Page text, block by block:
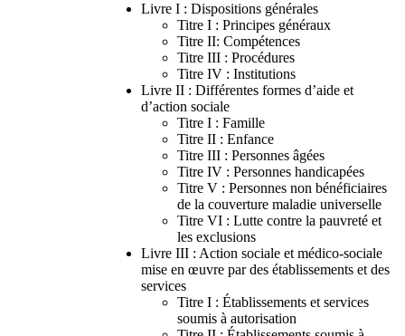
Livre I : Dispositions générales
Titre I : Principes généraux
Titre II: Compétences
Titre III : Procédures
Titre IV : Institutions
Livre II : Différentes formes d’aide et
d’action sociale
Titre I : Famille
Titre II : Enfance
Titre III : Personnes âgées
Titre IV : Personnes handicapées
Titre V : Personnes non bénéficiaires
de la couverture maladie universelle
Titre VI : Lutte contre la pauvreté et
les exclusions
Livre III : Action sociale et médico-sociale
mise en œuvre par des établissements et des
services
Titre I : Établissements et services
soumis à autorisation